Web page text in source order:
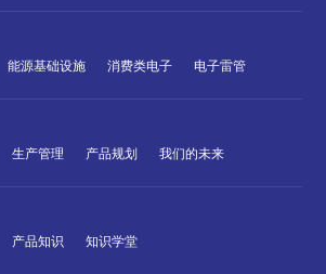
能源基础设施 消费类电子 电子雷管
生产管理 产品规划 我们的未来
产品知识 知识学堂